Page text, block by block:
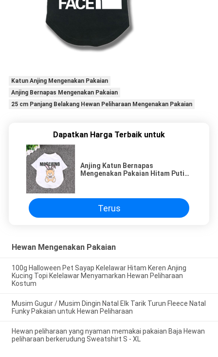
Katun Anjing Mengenakan Pakaian
Anjing Bernapas Mengenakan Pakaian
25 cm Panjang Belakang Hewan Peliharaan Mengenakan Pakaian
Dapatkan Harga Terbaik untuk
Anjing Katun Bernapas
Mengenakan Pakaian Hitam Putih
Terus
Hewan Mengenakan Pakaian
100g Halloween Pet Sayap Kelelawar Hitam Keren Anjing
Kucing Topi Kelelawar Menyamarkan Hewan Peliharaan
Kostum
Musim Gugur / Musim Dingin Natal Elk Tarik Turun Fleece Natal
Funky Pakaian untuk Hewan Peliharaan
Hewan peliharaan yang nyaman memakai pakaian Baja Hewan
peliharaan berkerudung Sweatshirt S - XL